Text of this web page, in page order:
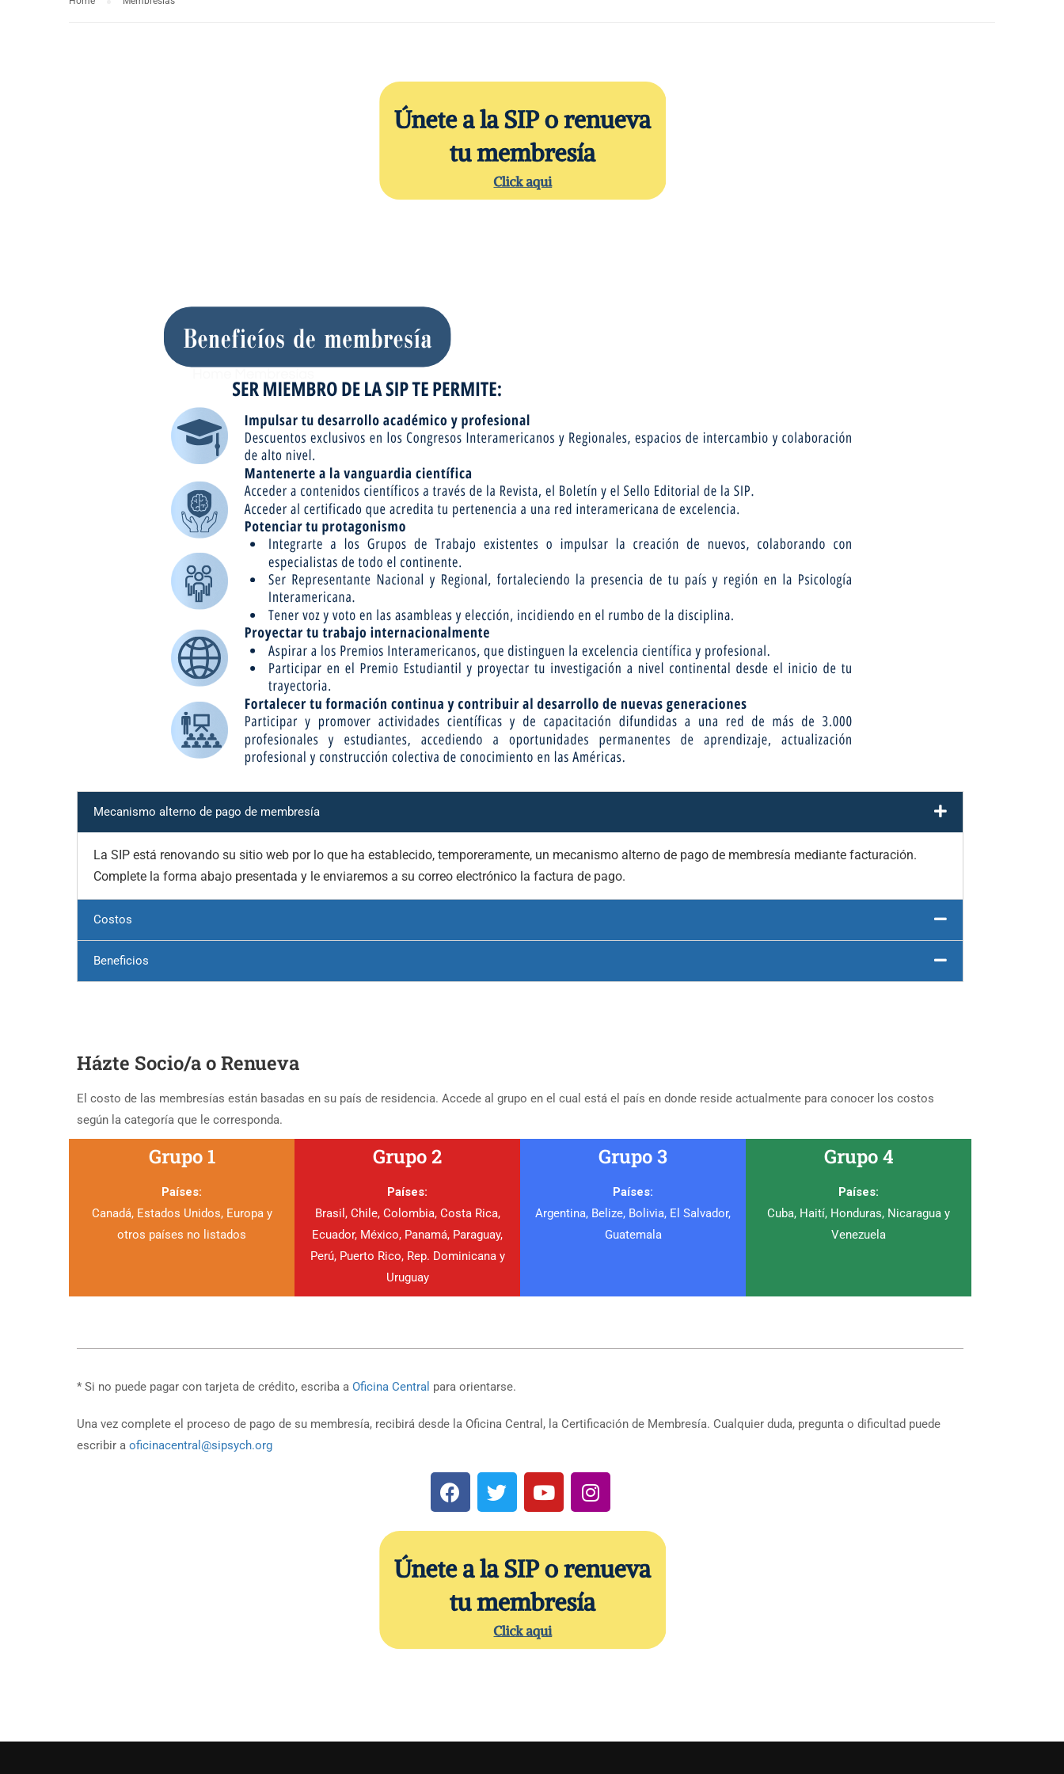
Mecanismo alterno de pago de membresía
La SIP está renovando su sitio web por lo que ha establecido, temporeramente, un mecanismo alterno de pago de membresía mediante facturación.
Complete la forma abajo presentada y le enviaremos a su correo electrónico la factura de pago.
Costos
Beneficios
Házte Socio/a o Renueva
El costo de las membresías están basadas en su país de residencia. Accede al grupo en el cual está el país en donde reside actualmente para conocer los costos
según la categoría que le corresponda.
Grupo 1
Países:
Canadá, Estados Unidos, Europa y
otros países no listados
Grupo 2
Países:
Brasil, Chile, Colombia, Costa Rica,
Ecuador, México, Panamá, Paraguay,
Perú, Puerto Rico, Rep. Dominicana y
Uruguay
Grupo 3
Países:
Argentina, Belize, Bolivia, El Salvador,
Guatemala
Grupo 4
Países:
Cuba, Haití, Honduras, Nicaragua y
Venezuela
* Si no puede pagar con tarjeta de crédito, escriba a Oficina Central para orientarse.
Una vez complete el proceso de pago de su membresía, recibirá desde la Oficina Central, la Certificación de Membresía. Cualquier duda, pregunta o dificultad puede
escribir a oficinacentral@sipsych.org